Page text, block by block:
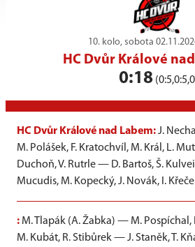
10. kolo, sobota
HC Dvůr Králové
0:18
HC Dvůr Králové nad Labem:J.
M. Polášek, F. Kratochvíl, M. Král, L.
Duchoň, V. Rutrle — D. Bartoš, Š.
Mucudis, M. Kopecký, J. Novák, I.
: M. Tlapák (A. Žabka) — M. Pospíchal,
M. Kubát, R. Stibůrek — J. Staněk, T.